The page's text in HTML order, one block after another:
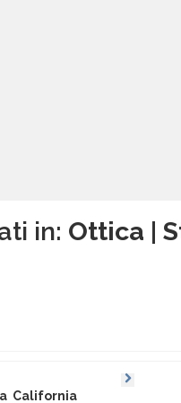
in: Ottica |
California